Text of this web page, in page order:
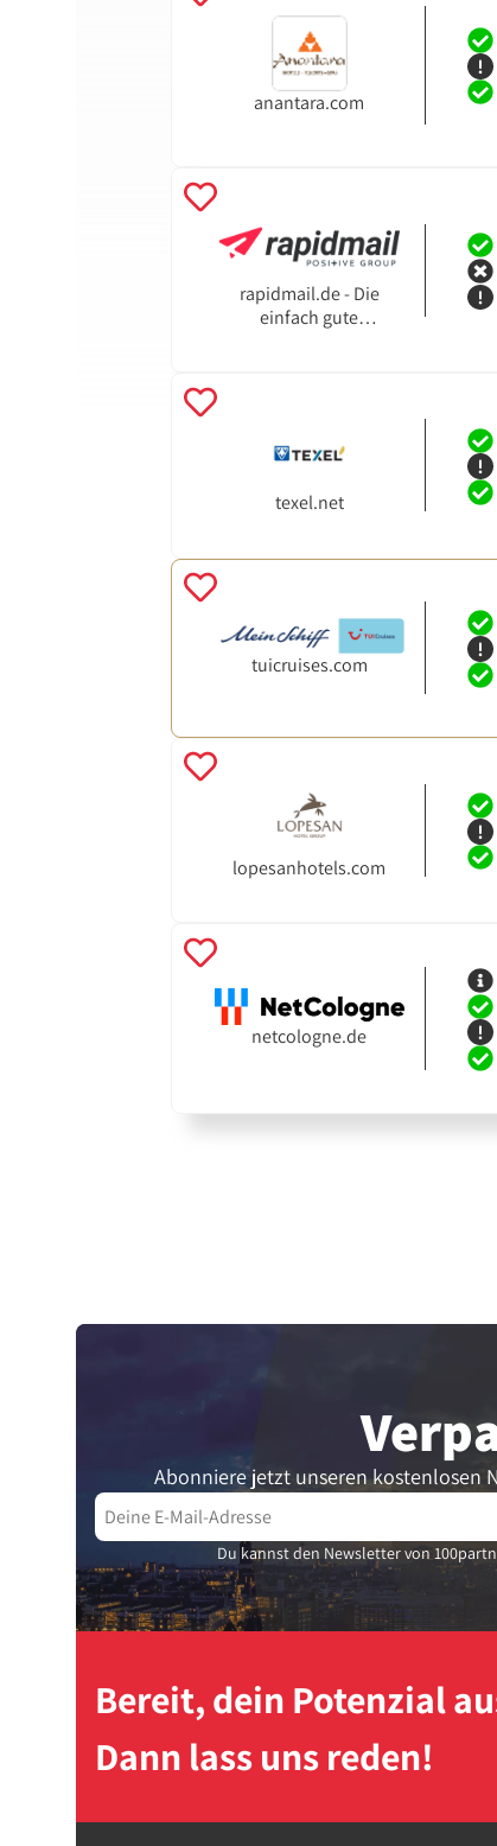
anantara.com
rapidmail.de - Die
einfach gute
texel.net
tuicruises.com
lopesanhotels.com
netcologne.de
Abonniere jetzt unseren kostenlosen
Du kannst den Newsletter von
Bereit, dein Potenzial
Dann lass uns reden!